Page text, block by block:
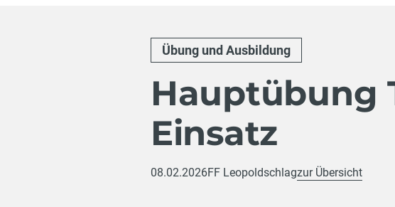
Übung und Ausbildung
Hauptübung
Einsatz
08.02.2026FF Leopoldschlagzur Übersicht